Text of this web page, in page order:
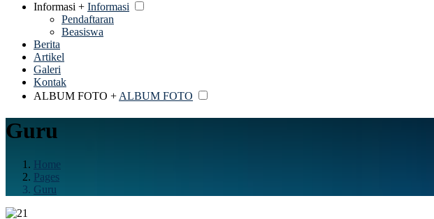
Informasi + Informasi
Pendaftaran
Beasiswa
Berita
Artikel
Galeri
Kontak
ALBUM FOTO +ALBUM FOTO
Guru
Home
Pages
Guru